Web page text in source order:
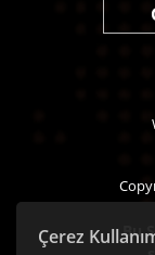
Çerez Bu